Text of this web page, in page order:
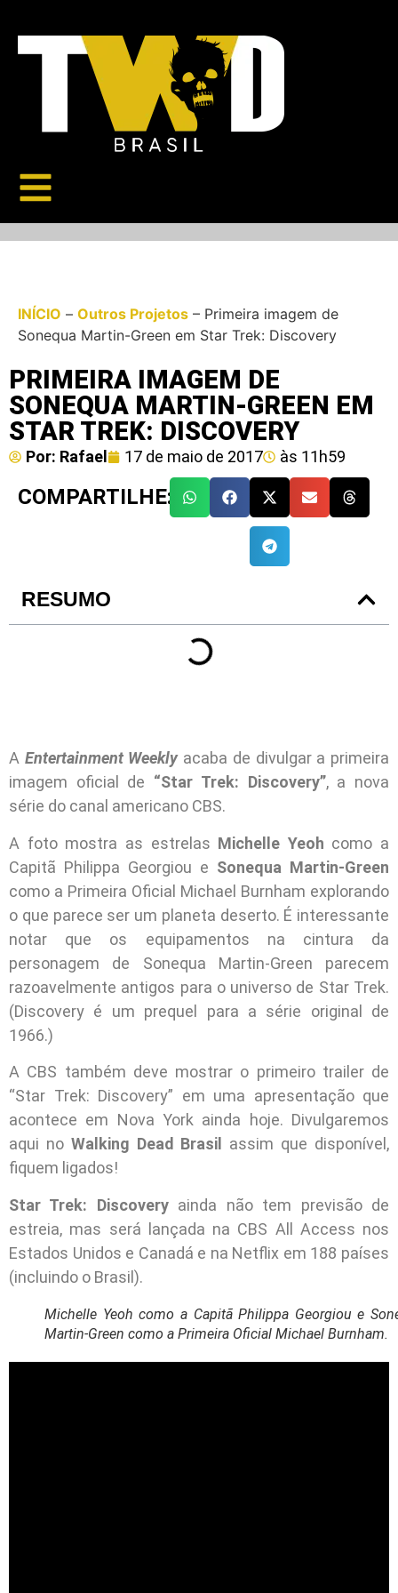
INÍCIO – Outros Projetos – Primeira imagem de
Sonequa Martin-Green em Star Trek: Discovery
PRIMEIRA IMAGEM DE
SONEQUA MARTIN-GREEN EM
STAR TREK: DISCOVERY
Por: Rafael 17 de maio de 2017 às 11h59
COMPARTILHE:
RESUMO
A Entertainment Weeklyacaba de divulgar a primeira
imagem oficial de “Star Trek: Discovery”, a nova
série do canal americano CBS.
A foto mostra as estrelas Michelle Yeoh como a
Capitã Philippa Georgiou e Sonequa Martin-Green
como a Primeira Oficial Michael Burnham explorando
o que parece ser um planeta deserto. É interessante
notar que os equipamentos na cintura da
personagem de Sonequa Martin-Green parecem
razoavelmente antigos para o universo de Star Trek.
(Discovery é um prequel para a série original de
1966.)
A CBS também deve mostrar o primeiro trailer de
“Star Trek: Discovery” em uma apresentação que
acontece em Nova York ainda hoje. Divulgaremos
aqui no Walking Dead Brasil
assim que disponível,
fiquem ligados!
Star Trek: Discoveryainda não tem previsão de
estreia, mas será lançada na CBS All Access nos
Estados Unidos e Canadá e na Netflix em 188 países
(incluindo o Brasil).
Michelle Yeoh como a Capitã Philippa Georgiou e
Martin-Green como a Primeira Oficial Michael Burnham.